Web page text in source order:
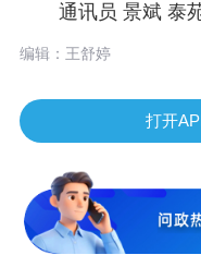
通讯员 景斌 泰
编辑：王舒婷
打开